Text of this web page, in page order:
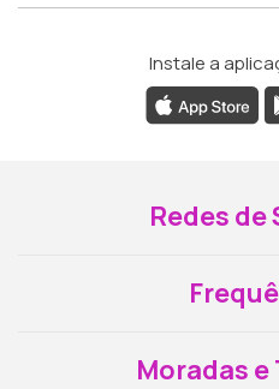
Instale a
Redes
Moradas